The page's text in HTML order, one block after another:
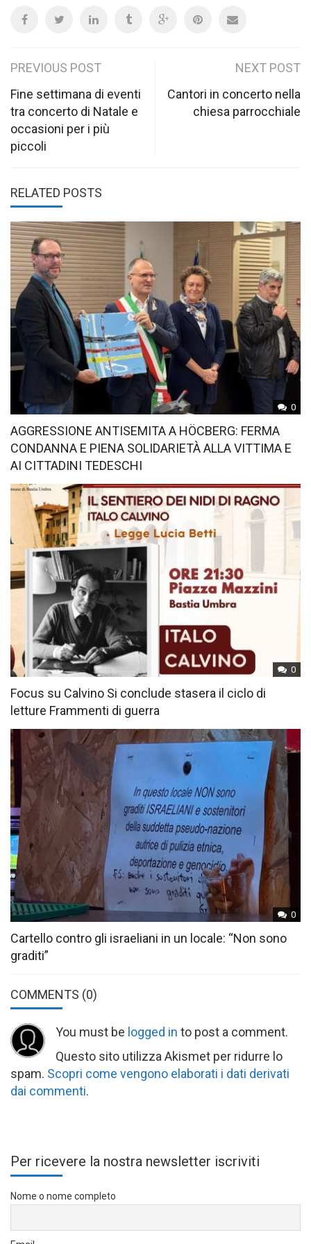
Post
navigation
PREVIOUS POST
Fine settimana di eventi
tra concerto di Natale e
occasioni per i più
piccoli
NEXT POST
Cantori in concerto nella
chiesa parrocchiale
RELATED POSTS
0
AGGRESSIONE ANTISEMITA A HÖCBERG: FERMA
CONDANNA E PIENA SOLIDARIETÀ ALLA VITTIMA E
AI CITTADINI TEDESCHI
0
Focus su Calvino Si conclude stasera il ciclo di
letture Frammenti di guerra
0
Cartello contro gli israeliani in un locale: “Non sono
graditi”
COMMENTS (0)
You must be logged in to post a comment.
Questo sito utilizza Akismet per ridurre lo
spam. Scopri come vengono elaborati i dati derivati
dai commenti.
Per ricevere la nostra newsletter iscriviti
Nome o nome completo